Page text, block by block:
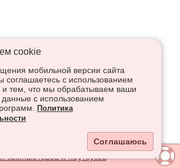
сookie
мобильной версии сайта
соглашаетесь с использованием
тем, что мы обрабатываем ваши
с использованием
Политика
Соглашаюсь
компьютеров и ноутбуков